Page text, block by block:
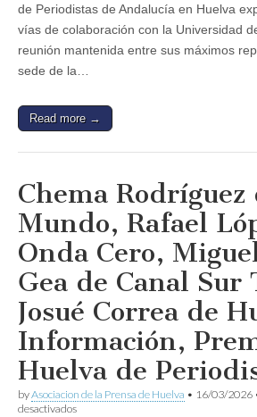
diferentes
vías
de
colaboración
de
Huelva
de Periodistas de Andalucía en Huelva
vías de colaboración con la Universidad
reunión mantenida entre sus máximos
sede de la…
Read more →
Chema Rodríguez
Mundo, Rafael
Onda Cero,
Gea de Canal Sur
Josué Correa de
Información,
Huelva de
byAsociacion de la Prensa de Huelva • 16/03/2026
desactivadosen